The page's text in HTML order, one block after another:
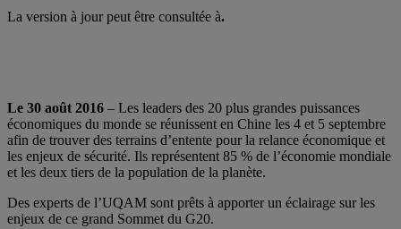
La version à jour peut être consultée à.
Le 30 août 2016 – Les leaders des 20 plus grandes puissances
économiques du monde se réunissent en Chine les 4 et 5 septembre
afin de trouver des terrains d’entente pour la relance économique et
les enjeux de sécurité. Ils représentent 85 % de l’économie mondiale
et les deux tiers de la population de la planète.
Des experts de l’UQAM sont prêts à apporter un éclairage sur les
enjeux de ce grand Sommet du G20.